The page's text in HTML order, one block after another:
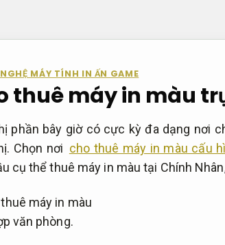
MÁY TÍNH IN ẤN GAME
thuê máy in màu
phần bây giờ có cực kỳ đa dạng nơi
Chọn nơi cho thuê máy in màu cấu
cụ thể thuê máy in màu tại Chính
văn phòng.